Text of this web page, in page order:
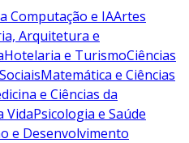
Computação e IAArtes
Arquitetura e
Hotelaria e TurismoCiências
Matemática e Ciências
e Ciências da
VidaPsicologia e Saúde
e Desenvolvimento